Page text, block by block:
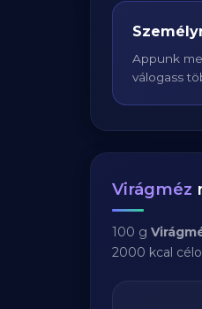
Appunk
válogass
Virágméz
100 g
2000 kcal